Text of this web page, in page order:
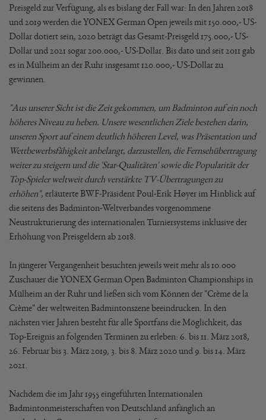
Preisgeld zur Verfügung, als es bislang der Fall war: In den Jahren 2018
und 2019 werden die YONEX German Open jeweils mit 150.000,- US-
Dollar dotiert sein, 2020 beträgt das Gesamt-Preisgeld 175.000,- US-
Dollar und 2021 sogar 200.000,- US-Dollar. Bis dato und seit 2011 gab
es in Mülheim an der Ruhr insgesamt 120.000,- US-Dollar zu
gewinnen.
"Aus unserer Sicht ist die Zeit gekommen, um Badminton auf ein noch
höheres Niveau zu heben. Unsere wesentlichen Ziele bestehen darin,
unseren Sport auf einem deutlich höheren Level, was Präsentation und
Wettbewerbsfähigkeit anbelangt, darzustellen, die Fernsehübertragung
weiter zu steigern und die 'Star-Qualitäten' sowie die Popularität der
Top-Spieler weltweit durch verstärkte TV-Übertragungen zu
erhöhen", erläuterte BWF-Präsident Poul-Erik Høyer im Hinblick auf
die seitens des Badminton-Weltverbandes vorgenommene
Neustrukturierung des internationalen Turniersystems inklusive der
Erhöhung von Preisgeldern ab 2018.
In jüngerer Vergangenheit besuchten jeweils weit mehr als 10.000
Zuschauer die YONEX German Open Badminton Championships in
Mülheim an der Ruhr und ließen sich vom Können der "Crème de la
Crème" der weltweiten Badmintonszene beeindrucken. In den
nächsten vier Jahren besteht für alle Sportfans die Möglichkeit, das
Top-Ereignis an folgenden Terminen zu erleben: 6. bis 11. März 2018,
26. Februar bis 3. März 2019, 3. bis 8. März 2020 und 9. bis 14. März
2021.
Nachdem die im Jahr 1955 eingeführten Internationalen
Badmintonmeisterschaften von Deutschland anfänglich an